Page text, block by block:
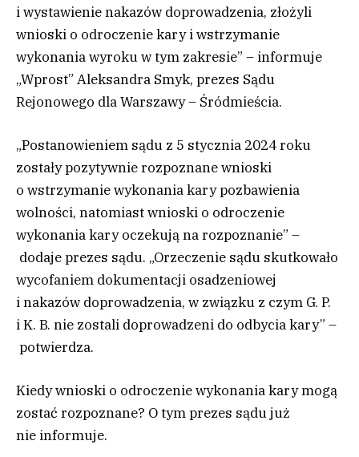
i wystawienie nakazów doprowadzenia, złożyli
wnioski o odroczenie kary i wstrzymanie
wykonania wyroku w tym zakresie” – informuje
„Wprost” Aleksandra Smyk, prezes Sądu
Rejonowego dla Warszawy – Śródmieścia.
„Postanowieniem sądu z 5 stycznia 2024 roku
zostały pozytywnie rozpoznane wnioski
o wstrzymanie wykonania kary pozbawienia
wolności, natomiast wnioski o odroczenie
wykonania kary oczekują na rozpoznanie” –
dodaje prezes sądu. „Orzeczenie sądu skutkowało
wycofaniem dokumentacji osadzeniowej
i nakazów doprowadzenia, w związku z czym G. P.
i K. B. nie zostali doprowadzeni do odbycia kary” –
potwierdza.
Kiedy wnioski o odroczenie wykonania kary mogą
zostać rozpoznane? O tym prezes sądu już
nie informuje.